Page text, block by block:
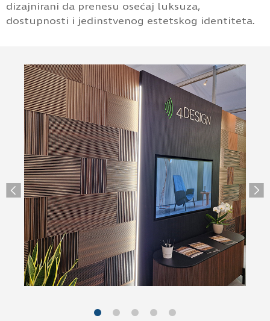
dizajnirani da prenesu osećaj luksuza,
dostupnosti i jedinstvenog estetskog identiteta.
Previous